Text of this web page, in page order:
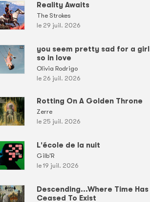
Reality Awaits
The Strokes
le 29 juil. 2026
you seem pretty sad for a girl
so in love
Olivia Rodrigo
le 26 juil. 2026
Rotting On A Golden Throne
Zerre
le 25 juil. 2026
L'école de la nuit
Gilb'R
le 19 juil. 2026
Descending...Where Time Has
Ceased To Exist